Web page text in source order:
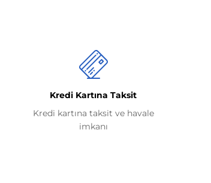
Kredi Kartına Taksit
Kredi kartına taksit ve havale
imkanı